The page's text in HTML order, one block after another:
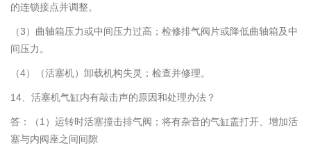
的连锁接点并调整。
（3）曲轴箱压力或中间压力过高；检修排气阀片或降低曲轴箱及中
间压力。
（4）（活塞机）卸载机构失灵；检查并修理。
14、活塞机气缸内有敲击声的原因和处理办法？
答：（1）运转时活塞撞击排气阀；将有杂音的气缸盖打开、增加活
塞与内阀座之间间隙